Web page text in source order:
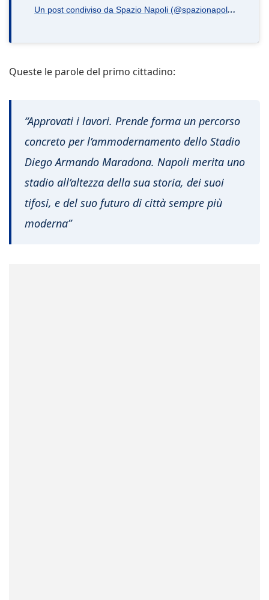
U
n post condiviso da Spazio Napoli (@spazionapoli.it)
Queste le parole del primo cittadino:
“Approvati i lavori. Prende forma un percorso
concreto per l’ammodernamento dello Stadio
Diego Armando Maradona. Napoli merita uno
stadio all’altezza della sua storia, dei suoi
tifosi, e del suo futuro di città sempre più
moderna”